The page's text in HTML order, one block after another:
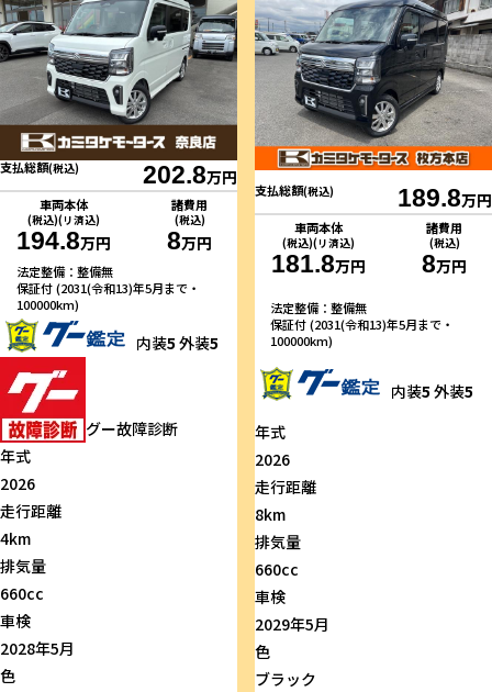
支払総額(税込) 202.8万円
車両本体
(税込)(リ済込)
194.8万円
諸費用
(税込)
8万円
法定整備：整備無
保証付 (2031(令和13)年5月まで・
100000km)
内装5 外装5
グー故障診断
年式
2026
走行距離
4km
排気量
660cc
車検
2028年5月
色
支払総額(税込) 189.8万円
車両本体
(税込)(リ済込)
181.8万円
諸費用
(税込)
8万円
法定整備：整備無
保証付 (2031(令和13)年5月まで・
100000km)
内装5 外装5
年式
2026
走行距離
8km
排気量
660cc
車検
2029年5月
色
ブラック